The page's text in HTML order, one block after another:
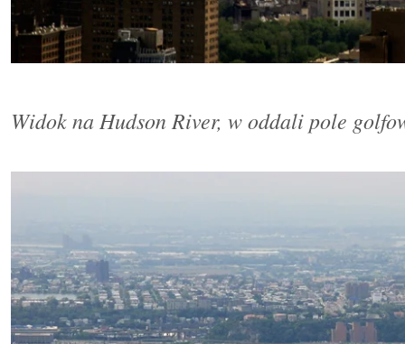
Widok na Hudson River, w oddali pole